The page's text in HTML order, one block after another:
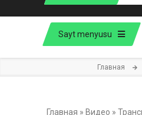
Sayt menyusu
Главная
Главная » Видео »